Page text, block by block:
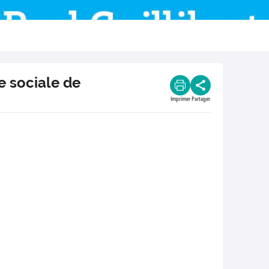
sociale de
Imprimer Partager